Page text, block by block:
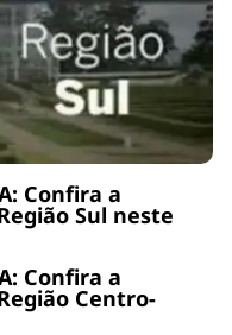
Confira a
Sul neste
Confira a
Centro-